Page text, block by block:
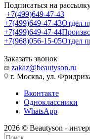
Подписаться на
+7(499)649-47-43
+7(499)649-47-43Отдел
+7(499)649-47-44
+7(968)056-15-05Отдел
Заказать звонок
zakaz@beautyson.ru
г. Москва, ул.
Вконтакте
Одноклассники
WhatsApp
2026 © Beautyson -